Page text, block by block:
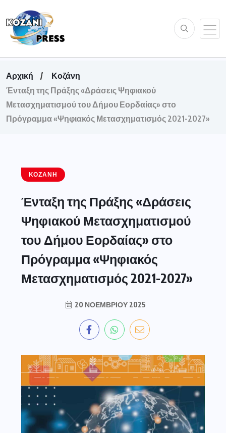
Αρχική
Κοζάνη
Ένταξη της Πράξης «Δράσεις Ψηφιακού
Μετασχηματισμού του Δήμου Εορδαίας» στο
Πρόγραμμα «Ψηφιακός Μετασχηματισμός 2021-2027»
ΚΟΖΆΝΗ
Ένταξη της Πράξης «Δράσεις
Ψηφιακού Μετασχηματισμού
του Δήμου Εορδαίας» στο
Πρόγραμμα «Ψηφιακός
Μετασχηματισμός 2021-2027»
20 ΝΟΕΜΒΡΊΟΥ 2025